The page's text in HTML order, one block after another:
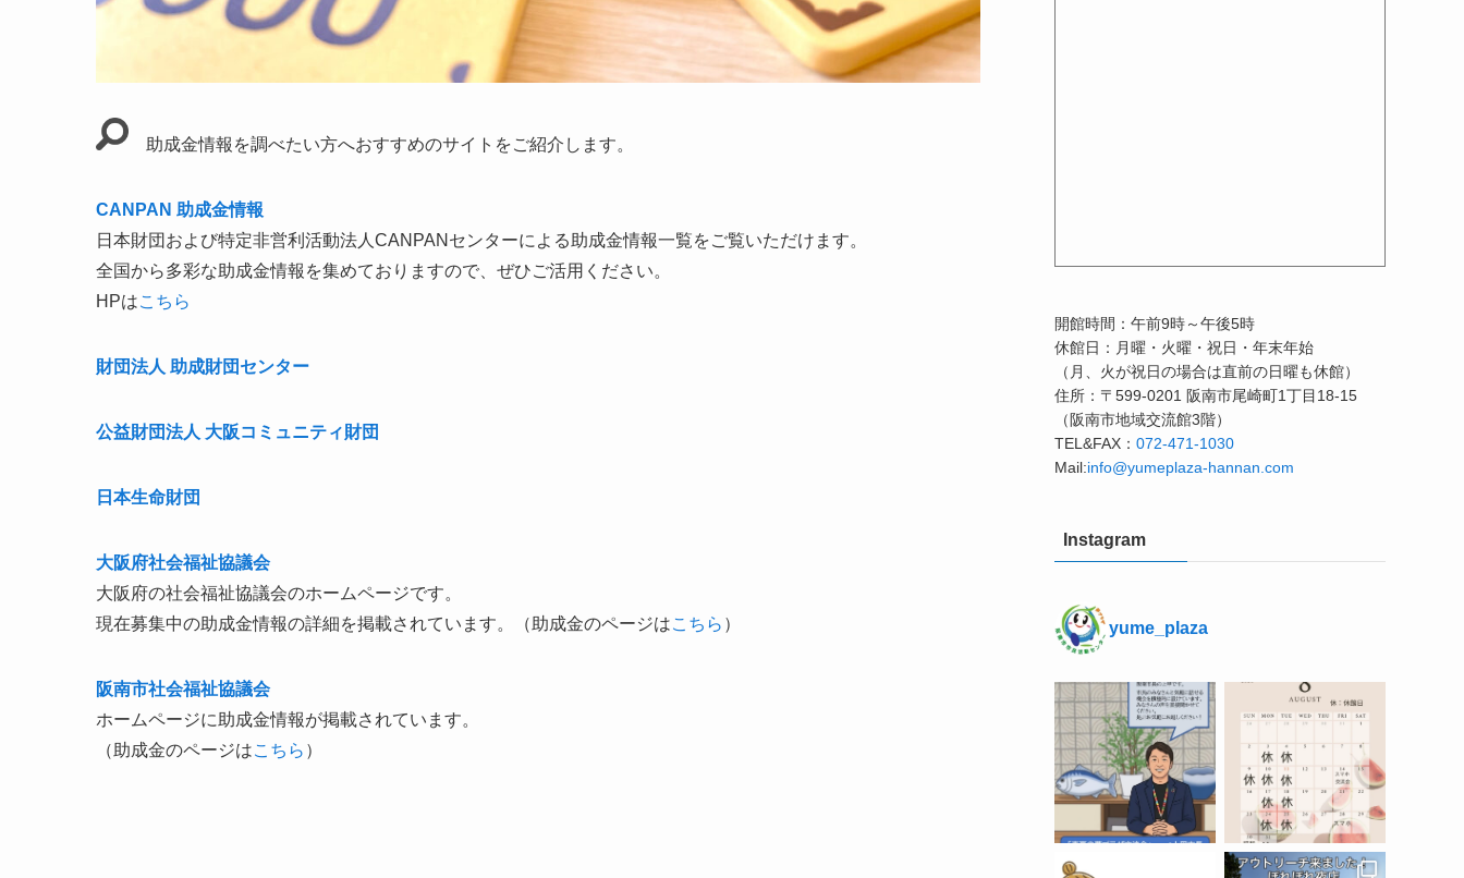
助成金情報を調べたい方へおすすめのサイトをご紹介します。
CANPAN 助成金情報
日本財団および特定非営利活動法人CANPANセンターによる助成金情報一覧をご覧いただけます。
全国から多彩な助成金情報を集めておりますので、ぜひご活用ください。
HPはこちら
財団法人 助成財団センター
公益財団法人 大阪コミュニティ財団
日本生命財団
大阪府社会福祉協議会
大阪府の社会福祉協議会のホームページです。
現在募集中の助成金情報の詳細を掲載されています。（助成金のページはこちら ）
阪南市社会福祉協議会
ホームページに助成金情報が掲載されています。
（助成金のページはこちら ）
開館時間：午前9時～午後5時
休館日：月曜・火曜・祝日・年末年始
（月、火が祝日の場合は直前の日曜も休館）
住所：〒599-0201 阪南市尾崎町1丁目18-15
（阪南市地域交流館3階）
TEL&FAX： 072-471-1030
Mail:info@yumeplaza-hannan.com
Instagram
yume_plaza